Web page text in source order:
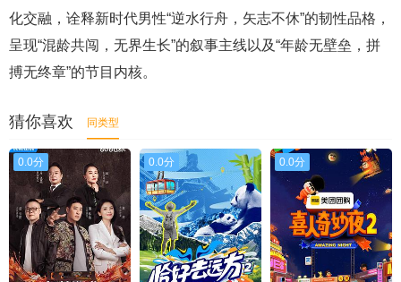
化交融，诠释新时代男性“逆水行舟，矢志不休”的韧性品格，
呈现“混龄共闯，无界生长”的叙事主线以及“年龄无壁垒，拼
搏无终章”的节目内核。
猜你喜欢 同类型
0.0分 0.0分 0.0分